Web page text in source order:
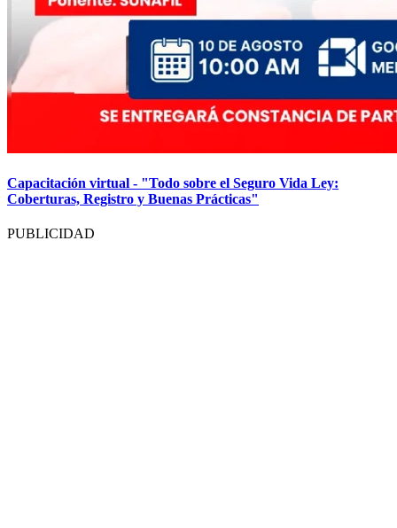
Capacitación virtual - "Todo sobre el Seguro Vida Ley:
Coberturas, Registro y Buenas Prácticas"
PUBLICIDAD